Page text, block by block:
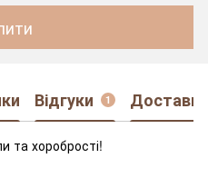
Відгуки 1 Доставка
та хоробрості!